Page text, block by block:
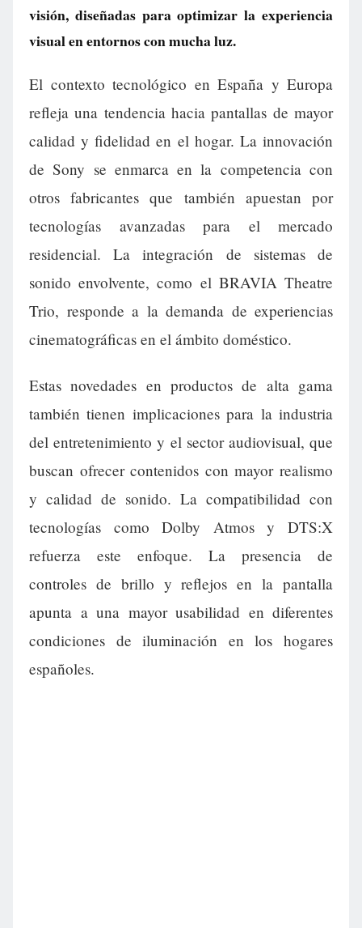
visión, diseñadas para optimizar la experiencia
visual en entornos con mucha luz.
El contexto tecnológico en España y Europa
refleja una tendencia hacia pantallas de mayor
calidad y fidelidad en el hogar. La innovación
de Sony se enmarca en la competencia con
otros fabricantes que también apuestan por
tecnologías avanzadas para el mercado
residencial. La integración de sistemas de
sonido envolvente, como el BRAVIA Theatre
Trio, responde a la demanda de experiencias
cinematográficas en el ámbito doméstico.
Estas novedades en productos de alta gama
también tienen implicaciones para la industria
del entretenimiento y el sector audiovisual, que
buscan ofrecer contenidos con mayor realismo
y calidad de sonido. La compatibilidad con
tecnologías como Dolby Atmos y DTS:X
refuerza este enfoque. La presencia de
controles de brillo y reflejos en la pantalla
apunta a una mayor usabilidad en diferentes
condiciones de iluminación en los hogares
españoles.